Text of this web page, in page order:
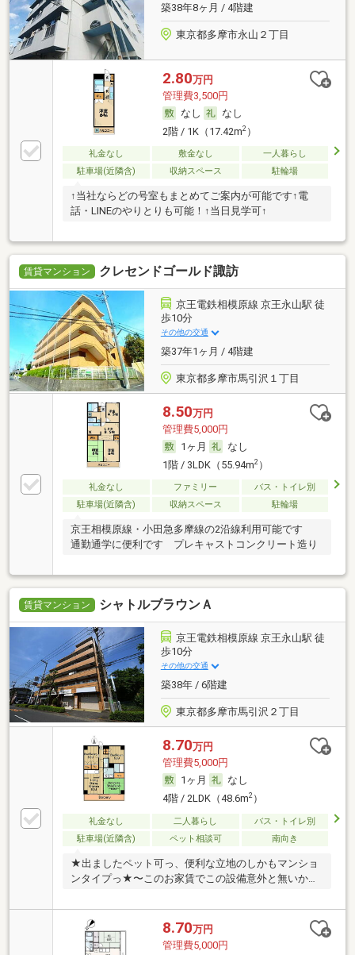
築38年8ヶ月 / 4階建
東京都多摩市永山２丁目
2.80万円
管理費3,500円
なし
なし
2階 / 1K（17.42m2）
礼金なし 敷金なし
一人暮らし
駐車場(近隣含)
収納スペース 駐輪場
↑当社ならどの号室もまとめてご案内が可能です↑電
話・LINEのやりとりも可能！↑当日見学可↑
賃貸マンション クレセンドゴールド諏訪
京王電鉄相模原線 京王永山駅 徒
歩10分
その他の交通
築37年1ヶ月 / 4階建
東京都多摩市馬引沢１丁目
8.50万円
管理費5,000円
1ヶ月
なし
1階 / 3LDK（55.94m2）
礼金なし ファミリー
バス・トイレ別
駐車場(近隣含)
収納スペース 駐輪場
京王相模原線・小田急多摩線の2沿線利用可能です
通勤通学に便利です プレキャストコンクリート造り
賃貸マンション シャトルブラウンＡ
京王電鉄相模原線 京王永山駅 徒
歩10分
その他の交通
築38年 / 6階建
東京都多摩市馬引沢２丁目
8.70万円
管理費5,000円
1ヶ月
なし
4階 / 2LDK（48.6m2）
礼金なし 二人暮らし
バス・トイレ別
駐車場(近隣含)
ペット相談可 南向き
★出ましたペット可っ、便利な立地のしかもマンショ
ンタイプっ★〜このお家賃でこの設備意外と無いか
8.70万円
管理費5,000円